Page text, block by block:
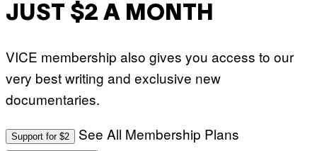
JUST $2 A MONTH
VICE membership also gives you access to our
very best writing and exclusive new
documentaries.
Support for $2 See All Membership Plans